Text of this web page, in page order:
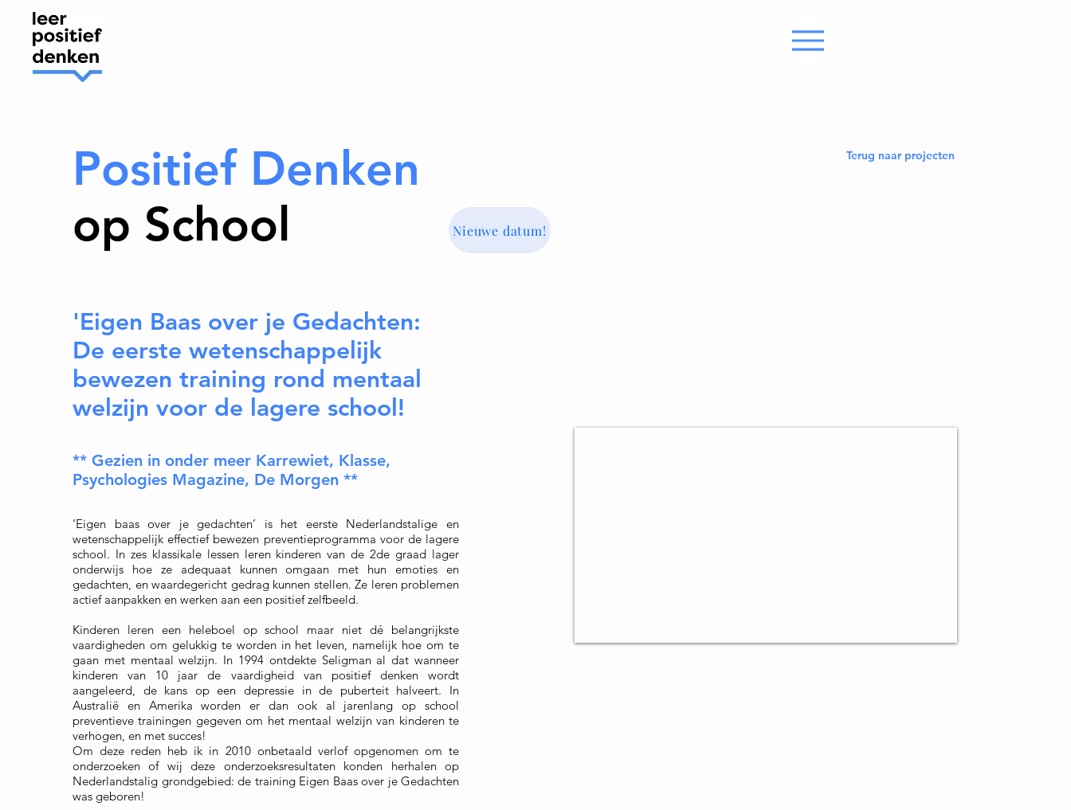
Positief Denken
op School
Nieuwe datum!
Terug naar projecten
'Eigen Baas over je Gedachten:
De eerste wetenschappelijk
bewezen training rond mentaal
welzijn voor de lagere school!
** Gezien in onder meer Karrewiet, Klasse,
Psychologies Magazine, De Morgen **
‘Eigen baas over je gedachten’ is het eerste Nederlandstalige en
wetenschappelijk effectief bewezen preventieprogramma voor de lagere
school. In zes klassikale lessen leren kinderen van de 2de graad lager
onderwijs hoe ze adequaat kunnen omgaan met hun emoties en
gedachten, en waardegericht gedrag kunnen stellen. Ze leren problemen
actief aanpakken en werken aan een positief zelfbeeld.
Kinderen leren een heleboel op school maar niet dé belangrijkste
vaardigheden om gelukkig te worden in het leven, namelijk hoe om te
gaan met mentaal welzijn. In 1994 ontdekte Seligman al dat wanneer
kinderen van 10 jaar de vaardigheid van positief denken wordt
aangeleerd, de kans op een depressie in de puberteit halveert. In
Australië en Amerika worden er dan ook al jarenlang op school
preventieve trainingen gegeven om het mentaal welzijn van kinderen te
verhogen, en met succes!
Om deze reden heb ik in 2010 onbetaald verlof opgenomen om te
onderzoeken of wij deze onderzoeksresultaten konden herhalen op
Nederlandstalig grondgebied: de training Eigen Baas over je Gedachten
was geboren!